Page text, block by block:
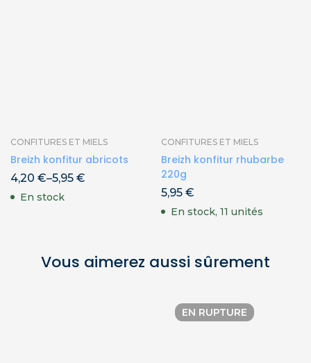
CONFITURES ET MIELS
Breizh konfitur abricots
4,20 €–5,95 €
En stock
CONFITURES ET MIELS
Breizh konfitur rhubarbe
220g
5,95 €
En stock, 11 unités
Vous aimerez aussi sûrement
EN RUPTURE